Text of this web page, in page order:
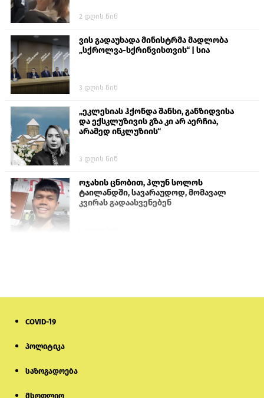
2 დღის წინ
ვის გადაუხადა მინისტრმა მადლობა
„სქროლვა-სქრინვისთვის“ | სია
3 დღის წინ
„ეკლესიას ჰქონდა შანსი, განზიდვისა
და ექსკლუზივის გზა კი არ აერჩია,
არამედ ინკლუზიის“
3 დღის წინ
ოჯახის ცნობით, ჰლუნ სოლოს
ტაილანდში, სავარაუდოდ, მომავალ
კვირას გადაასვენებენ
COVID-19
პოლიტიკა
საზოგადოება
მსოფლიო